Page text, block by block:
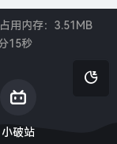
用内存：3.51MB
16秒
小破站